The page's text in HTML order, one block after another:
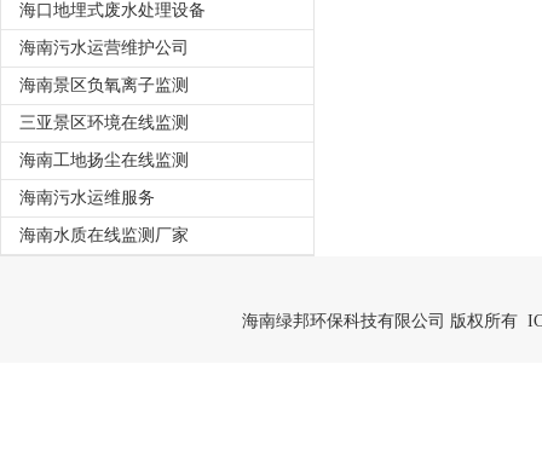
海口地埋式废水处理设备
海南污水运营维护公司
海南景区负氧离子监测
三亚景区环境在线监测
海南工地扬尘在线监测
海南污水运维服务
海南水质在线监测厂家
海南绿邦环保科技有限公司 版权所有